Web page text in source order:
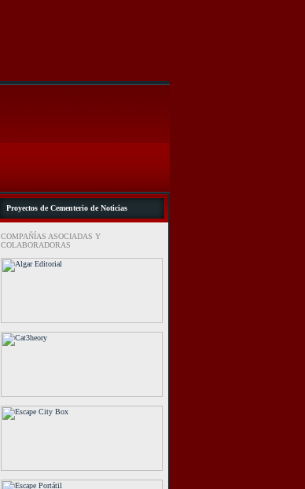
Proyectos de Cementerio de Noticias
COMPAÑÍAS ASOCIADAS Y
COLABORADORAS